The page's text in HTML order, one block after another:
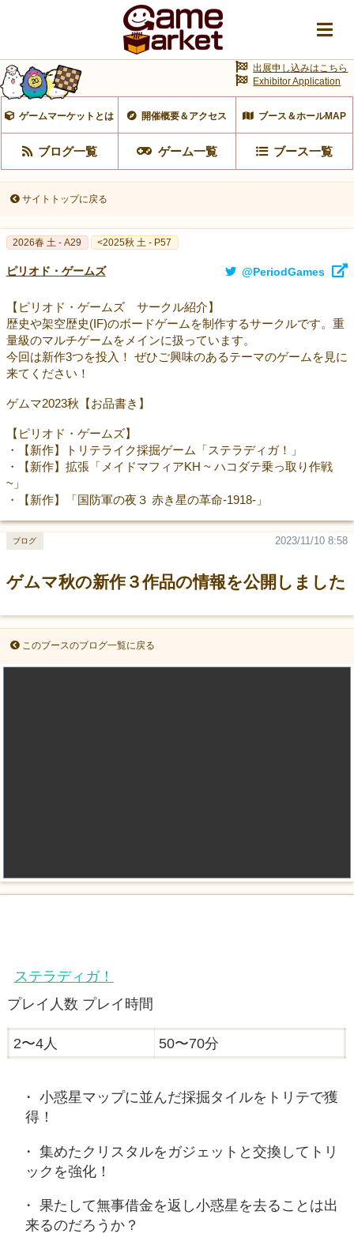
ゲームマーケットとは 開催概要＆アクセス ブース＆ホールMAP
ブログ一覧 ゲーム一覧 ブース一覧
出展申し込みはこちら
Exhibitor Application
サイトトップに戻る
2026春 土 - A29 <2025秋 土 - P57
ピリオド・ゲームズ @PeriodGames
【ピリオド・ゲームズ サークル紹介】
歴史や架空歴史(IF)のボードゲームを制作するサークルです。重
量級のマルチゲームをメインに扱っています。
今回は新作3つを投入！ ぜひご興味のあるテーマのゲームを見に
来てください！
ゲムマ2023秋【お品書き】
【ピリオド・ゲームズ】
・【新作】トリテライク採掘ゲーム「ステラディガ！」
・【新作】拡張「メイドマフィアKH ~ ハコダテ乗っ取り作戦
~」
・【新作】「国防軍の夜３ 赤き星の革命-1918-」
ゲムマ秋の新作３作品の情報を公開しました
2023/11/10 8:58
ブログ
このブースのブログ一覧に戻る
ステラディガ！
プレイ人数 プレイ時間
2〜4人 50〜70分
小惑星マップに並んだ採掘タイルをトリテで獲
得！
集めたクリスタルをガジェットと交換してトリ
ックを強化！
果たして無事借金を返し小惑星を去ることは出
来るのだろうか？